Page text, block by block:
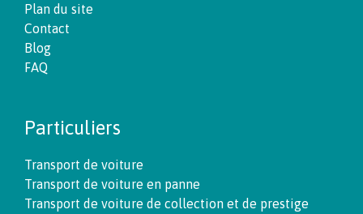
Plan du site
Contact
Blog
FAQ
Particuliers
Transport de voiture
Transport de voiture en panne
Transport de voiture de collection et de prestige